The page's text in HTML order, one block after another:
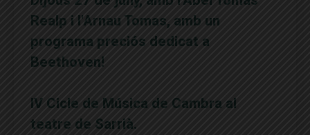
Realp i l'Arnau Tomas, amb un
programa preciós dedicat a
Beethoven!
IV Cicle de Música de Cambra al
teatre de Sarrià.